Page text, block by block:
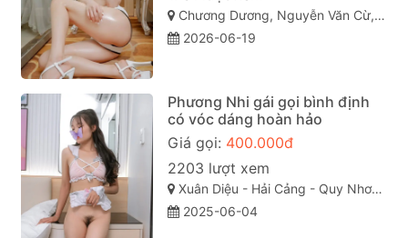
Chương Dương, Nguyễn Văn Cừ, TP Quy Nhơn
2026-06-19
Phương Nhi gái gọi bình định
có vóc dáng hoàn hảo
Giá gọi: 400.000đ
2203 lượt xem
Xuân Diệu - Hải Cảng - Quy Nhơn - Bình Định
2025-06-04